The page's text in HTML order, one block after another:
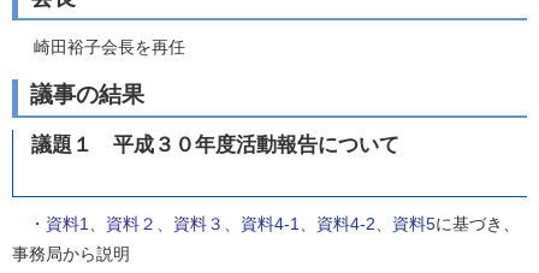
崎田裕子会長を再任
議事の結果
議題１ 平成３０年度活動報告について
・ 資料1 資料２ 資料３ 資料4-1 資料4-2 資料5に基づき、
事務局から説明